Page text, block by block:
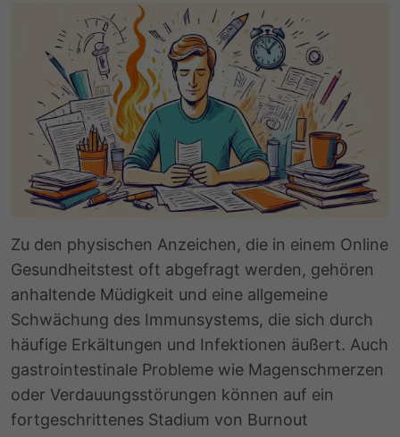
Zu den physischen Anzeichen, die in einem Online
Gesundheitstest oft abgefragt werden, gehören
anhaltende Müdigkeit und eine allgemeine
Schwächung des Immunsystems, die sich durch
häufige Erkältungen und Infektionen äußert. Auch
gastrointestinale Probleme wie Magenschmerzen
oder Verdauungsstörungen können auf ein
fortgeschrittenes Stadium von Burnout